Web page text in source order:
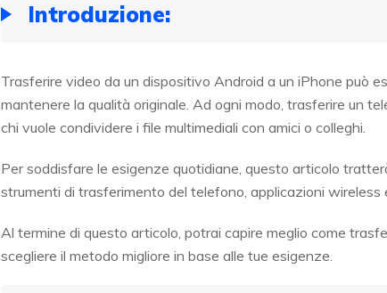
Introduzione:
Trasferire video da un dispositivo Android a un iPhone può
mantenere la qualità originale. Ad ogni modo, trasferire un
chi vuole condividere i file multimediali con amici o colleghi.
Per soddisfare le esigenze quotidiane, questo articolo
strumenti di trasferimento del telefono, applicazioni wireless
Al termine di questo articolo, potrai capire meglio come
scegliere il metodo migliore in base alle tue esigenze.